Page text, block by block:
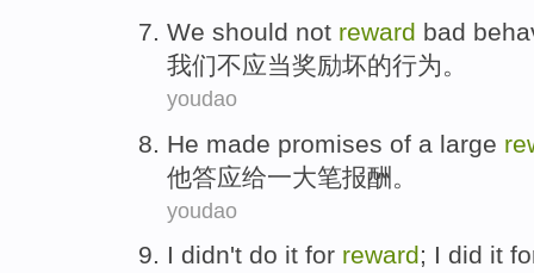
We should not reward bad
我们不应当奖励坏的行为。
youdao
He made promises of a large
他答应给一大笔报酬 。
youdao
I didn't do it for reward; I did it